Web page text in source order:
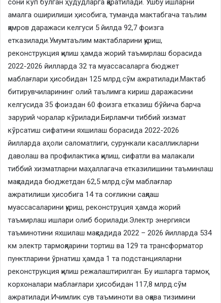
сони кўп бўлган ҳудудларга қаратилади. Ушбу ишларни
амалга оширилиши ҳисобига, туманда мактабгача таълим
қамров даражаси келгуси 5 йилда 92,7 фоизга
етказилади.Умумтаълим мактабларини қуриш,
реконструкция қилиш ҳамда жорий таъмирлаш борасида
2022-2026 йилларда 32 та муассасаларга бюджет
маблағлари ҳисобидан 125 млрд.сўм ажратилади.Мактаб
битирувчиларининг олий таълимга кириш даражасини
келгусида 35 фоиздан 60 фоизга етказиш бўйича барча
зарурий чоралар кўрилади.Бирламчи тиббий хизмат
кўрсатиш сифатини яхшилаш борасида 2022-2026
йилларда аҳоли саломатлиги, сурункали касалликларни
даволаш ва профилактика қилиш, сифатли ва малакали
тиббий хизматларни маҳаллагача етказилишини таъминлаш
мақсадида бюджетдан 62,5 млрд.сўм маблағлар
ажратилиши ҳисобига 14 та соғликни сақлаш
муассасаларини қуриш, реконструция ҳамда жорий
таъмирлаш ишлари олиб борилади.Электр энергияси
таъминотини яхшилаш мақсадида 2022 – 2026 йилларда 534
км электр тармоқларини тортиш ва 129 та трансформатор
пунктларини ўрнатиш ҳамда 1 та подстанцияларни
реконструкция қилиш режалаштирилган. Бу ишларга тармоқ
корхоналари маблағлари ҳисобидан 117,8 млрд.сўм
ажратилади.Ичимлик сув таъминоти ва оқава тизимини